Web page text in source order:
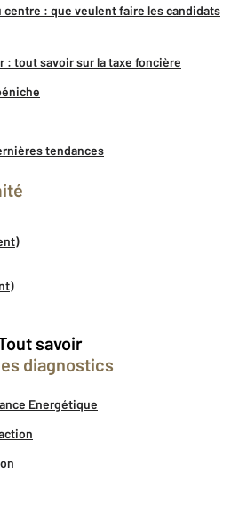
centre : que veulent faire les candidats
tout savoir sur la taxe foncière
tendances
savoir
diagnostics
Energétique